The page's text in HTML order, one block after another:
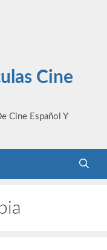
Cine
Cine Español Y